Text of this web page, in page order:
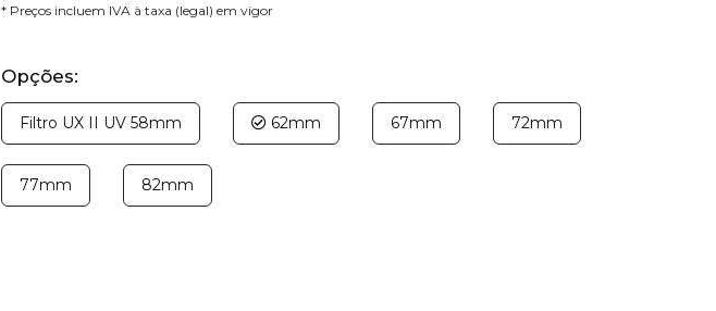
* Preços incluem IVA à taxa (legal) em vigor
Opções:
Filtro UX II UV 58mm 62mm 67mm 72mm
77mm 82mm